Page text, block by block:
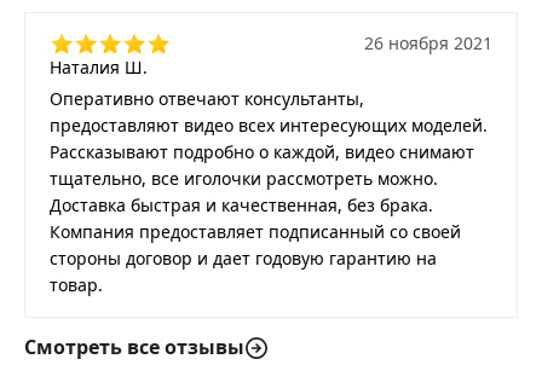
Наталия Ш.
26 ноября 2021
Оперативно отвечают консультанты,
предоставляют видео всех интересующих моделей.
Рассказывают подробно о каждой, видео снимают
тщательно, все иголочки рассмотреть можно.
Доставка быстрая и качественная, без брака.
Компания предоставляет подписанный со своей
стороны договор и дает годовую гарантию на
товар.
Смотреть все отзывы